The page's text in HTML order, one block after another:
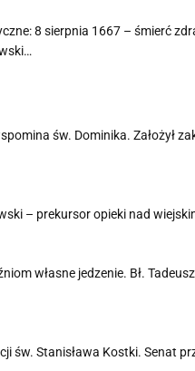
8 sierpnia 1667 – śmierć
św. Dominika. Założył
– prekursor opieki nad
własne jedzenie. Bł.
św. Stanisława Kostki. Senat